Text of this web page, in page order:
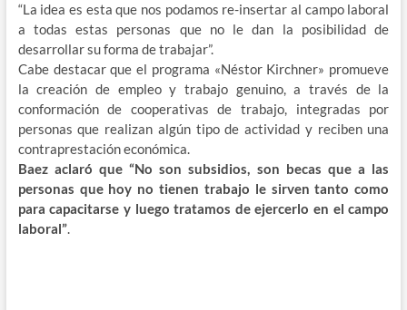
“La idea es esta que nos podamos re-insertar al campo laboral
a todas estas personas que no le dan la posibilidad de
desarrollar su forma de trabajar”.
Cabe destacar que el programa «Néstor Kirchner» promueve
la creación de empleo y trabajo genuino, a través de la
conformación de cooperativas de trabajo, integradas por
personas que realizan algún tipo de actividad y reciben una
contraprestación económica.
Baez aclaró que “No son subsidios, son becas que a las
personas que hoy no tienen trabajo le sirven tanto como
para capacitarse y luego tratamos de ejercerlo en el campo
laboral”.